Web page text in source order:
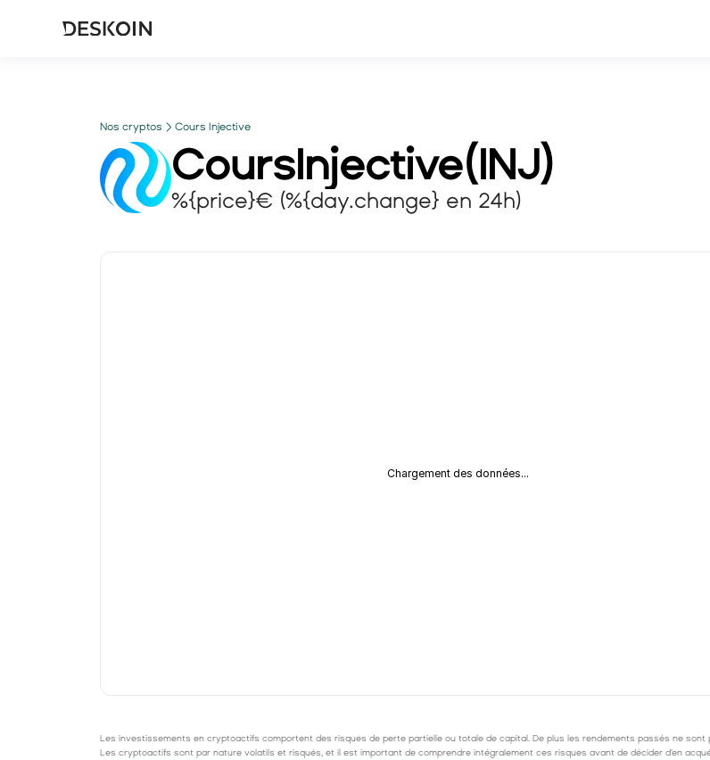
Nos cryptos Cours Injective
CoursInjective(INJ)
%{price}€ (%{day.change} en 24h)
Chargement des données...
Les investissements en cryptoactifs comportent des risques de perte partielle ou totale de capital. De plus les rendements passés ne sont
Les cryptoactifs sont par nature volatils et risqués, et il est important de comprendre intégralement ces risques avant de décider d'en